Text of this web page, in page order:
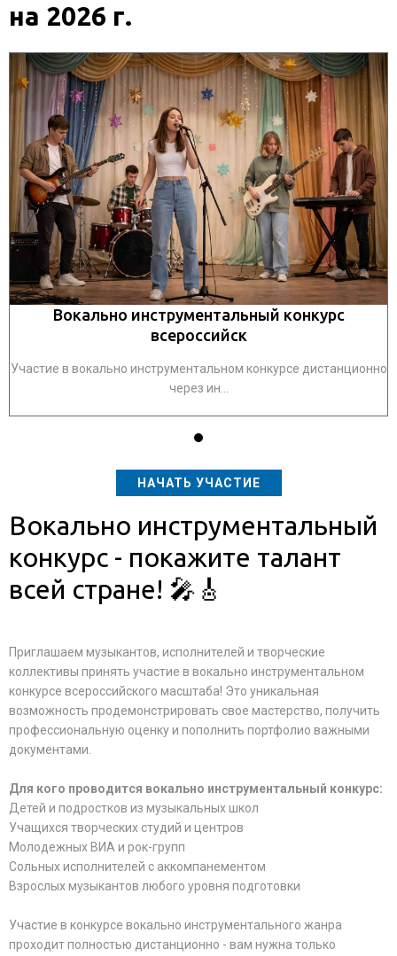
на 2026 г.
Вокально инструментальный конкурс
всероссийск
Участие в вокально инструментальном конкурсе дистанционно
через ин...
НАЧАТЬ УЧАСТИЕ
Вокально инструментальный
конкурс - покажите талант
всей стране! 🎤🎸
Приглашаем музыкантов, исполнителей и творческие
коллективы принять участие в вокально инструментальном
конкурсе всероссийского масштаба! Это уникальная
возможность продемонстрировать свое мастерство, получить
профессиональную оценку и пополнить портфолио важными
документами.
Для кого проводится вокально инструментальный конкурс:
Детей и подростков из музыкальных школ
Учащихся творческих студий и центров
Молодежных ВИА и рок-групп
Сольных исполнителей с аккомпанементом
Взрослых музыкантов любого уровня подготовки
Участие в конкурсе вокально инструментального жанра
проходит полностью дистанционно - вам нужна только